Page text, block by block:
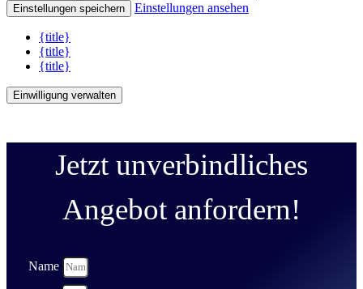
Einstellungen speichern
Einstellungen ansehen
{title}
{title}
{title}
Einwilligung verwalten
Jetzt unverbindliches
Angebot anfordern!
Name